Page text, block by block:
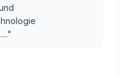
"